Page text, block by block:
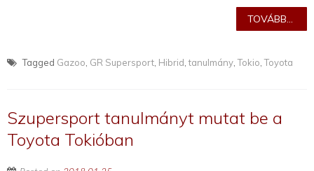
TOVÁBB...
Tagged Gazoo GR Supersport Hibrid ,tanulmány ,Tokio ,Toyota
Szupersport tanulmányt mutat be a
Toyota Tokióban